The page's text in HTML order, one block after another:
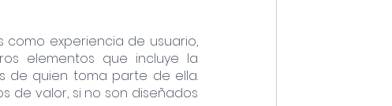
experiencia de usuario,
elementos que incluye la
de quien toma parte de ella.
de valor, si no son diseñados